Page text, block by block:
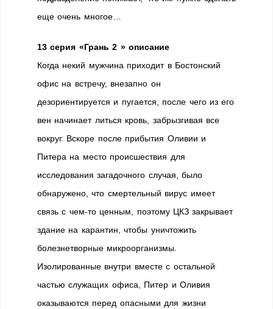
еще очень многое…
13 серия «Грань 2 » описание
Когда некий мужчина приходит в Бостонский
офис на встречу, внезапно он
дезориентируется и пугается, после чего из его
вен начинает литься кровь, забрызгивая все
вокруг. Вскоре после прибытия Оливии и
Питера на место происшествия для
исследования загадочного случая, было
обнаружено, что смертельный вирус имеет
связь с чем-то ценным, поэтому ЦКЗ закрывает
здание на карантин, чтобы уничтожить
болезнетворные микроорганизмы.
Изолированные внутри вместе с остальной
частью служащих офиса, Питер и Оливия
оказываются перед опасными для жизни